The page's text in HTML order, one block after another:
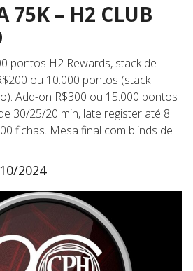
75K – H2 CLUB
pontos H2 Rewards, stack de
ou 10.000 pontos (stack
Add-on R$300 ou 15.000 pontos
30/25/20 min, late register até 8
fichas. Mesa final com blinds de
2024